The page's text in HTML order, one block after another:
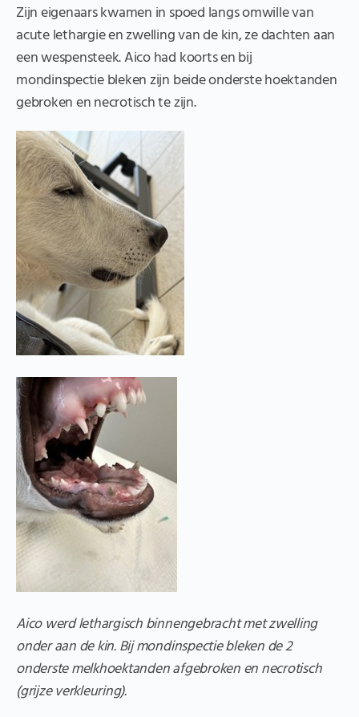
Zijn eigenaars kwamen in spoed langs omwille van
acute lethargie en zwelling van de kin, ze dachten aan
een wespensteek. Aico had koorts en bij
mondinspectie bleken zijn beide onderste hoektanden
gebroken en necrotisch te zijn.
Aico werd lethargisch binnengebracht met zwelling
onder aan de kin. Bij mondinspectie bleken de 2
onderste melkhoektanden afgebroken en necrotisch
(grijze verkleuring).